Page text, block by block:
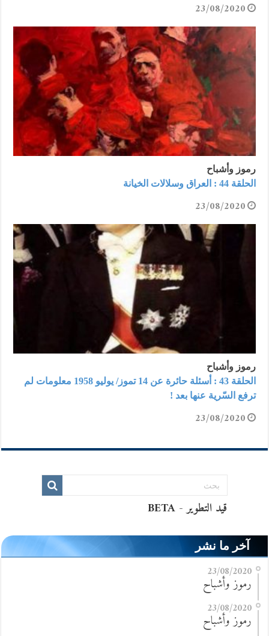
23/08/2020
رموز وأشباح
الحلقة 44 : العراق وسلالات الخيانة
23/08/2020
رموز وأشباح
الحلقة 43 : أسئلة حائرة عن 14 تموز/ يوليو 1958 معلومات لم
ترفع السّرية عنها بعد !
23/08/2020
آخر ما نشر
23/08/2020
رموز وأشباح
23/08/2020
رموز وأشباح